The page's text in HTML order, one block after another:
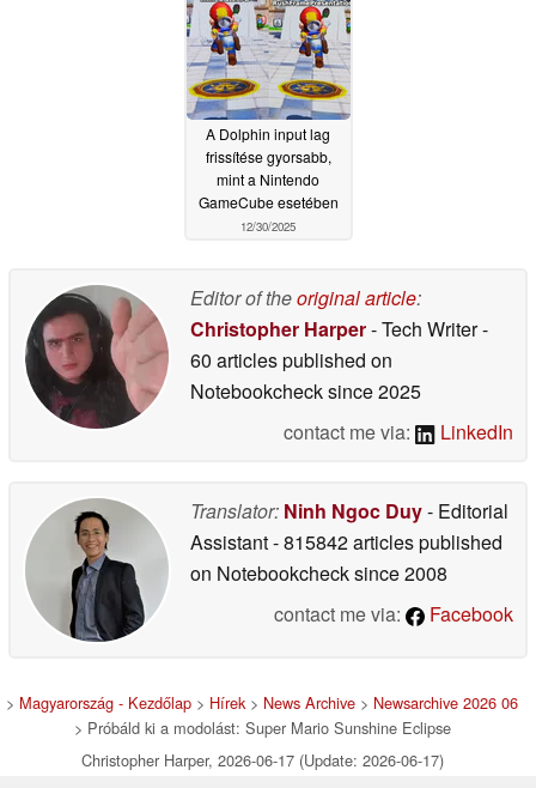
A Dolphin input lag
frissítése gyorsabb,
mint a Nintendo
GameCube esetében
12/30/2025
Editor of theoriginal article:
Christopher Harper- Tech Writer-
60 articles published on
Notebookchecksince 2025
contact me via:
LinkedIn
Translator: Ninh Ngoc Duy- Editorial
Assistant- 815842 articles published
on Notebookchecksince 2008
contact me via:
Facebook
> Magyarország - Kezdőlap > Hírek> News Archive > Newsarchive 2026 06
> Próbáld ki a modolást: Super Mario Sunshine Eclipse
Christopher Harper, 2026-06-17 (Update: 2026-06-17)